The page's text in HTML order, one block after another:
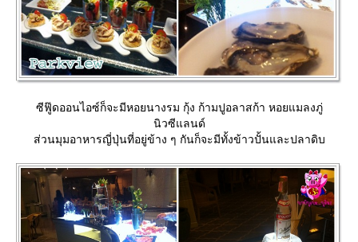
ซีฟู๊ดออนไอซ์ก็จะมีหอยนางรม กุ้ง ก้ามปูอลาสก้า หอยแมลงภู่
นิวซีแลนด์
ส่วนมุมอาหารญี่ปุ่นที่อยู่ข้าง ๆ กันก็จะมีทั้งข้าวปั้นและปลาดิบ